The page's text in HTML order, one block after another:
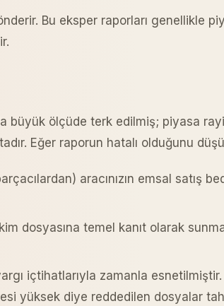
Bu eksper raporları genellikle
büyük ölçüde terk edilmiş; piyasa
Eğer raporun hatalı olduğunu
aracınızın emsal satış
dosyasına temel kanıt olarak
içtihatlarıyla zamanla
yüksek diye reddedilen dosyalar